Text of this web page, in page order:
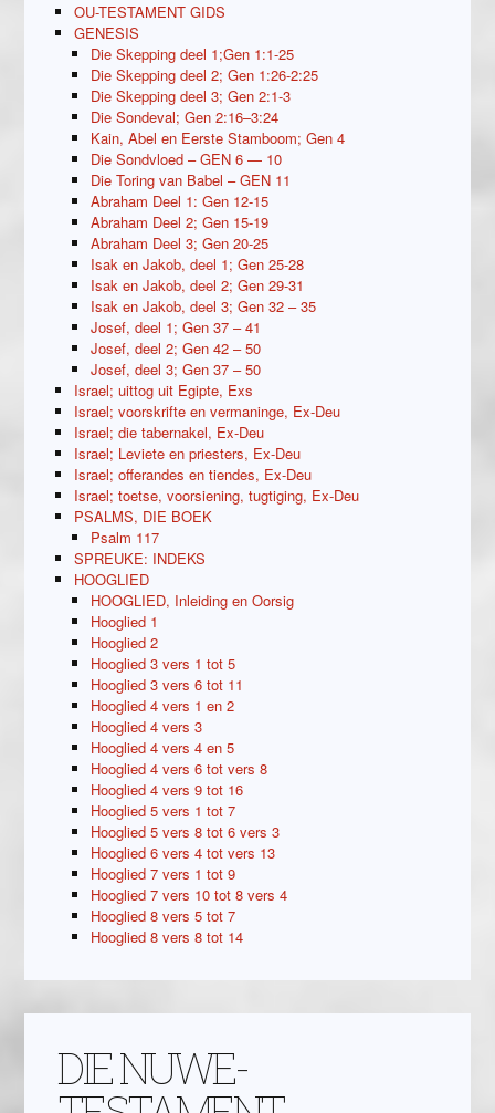
OU-TESTAMENT GIDS
GENESIS
Die Skepping deel 1;Gen 1:1-25
Die Skepping deel 2; Gen 1:26-2:25
Die Skepping deel 3; Gen 2:1-3
Die Sondeval; Gen 2:16–3:24
Kain, Abel en Eerste Stamboom; Gen 4
Die Sondvloed – GEN 6 — 10
Die Toring van Babel – GEN 11
Abraham Deel 1: Gen 12-15
Abraham Deel 2; Gen 15-19
Abraham Deel 3; Gen 20-25
Isak en Jakob, deel 1; Gen 25-28
Isak en Jakob, deel 2; Gen 29-31
Isak en Jakob, deel 3; Gen 32 – 35
Josef, deel 1; Gen 37 – 41
Josef, deel 2; Gen 42 – 50
Josef, deel 3; Gen 37 – 50
Israel; uittog uit Egipte, Exs
Israel; voorskrifte en vermaninge, Ex-Deu
Israel; die tabernakel, Ex-Deu
Israel; Leviete en priesters, Ex-Deu
Israel; offerandes en tiendes, Ex-Deu
Israel; toetse, voorsiening, tugtiging, Ex-Deu
PSALMS, DIE BOEK
Psalm 117
SPREUKE: INDEKS
HOOGLIED
HOOGLIED, Inleiding en Oorsig
Hooglied 1
Hooglied 2
Hooglied 3 vers 1 tot 5
Hooglied 3 vers 6 tot 11
Hooglied 4 vers 1 en 2
Hooglied 4 vers 3
Hooglied 4 vers 4 en 5
Hooglied 4 vers 6 tot vers 8
Hooglied 4 vers 9 tot 16
Hooglied 5 vers 1 tot 7
Hooglied 5 vers 8 tot 6 vers 3
Hooglied 6 vers 4 tot vers 13
Hooglied 7 vers 1 tot 9
Hooglied 7 vers 10 tot 8 vers 4
Hooglied 8 vers 5 tot 7
Hooglied 8 vers 8 tot 14
DIE NUWE-